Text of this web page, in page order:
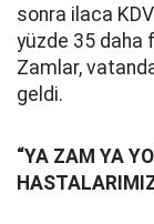
sonra ilaca
yüzde 35 daha
Zamlar,
geldi.
“YA ZAM YA